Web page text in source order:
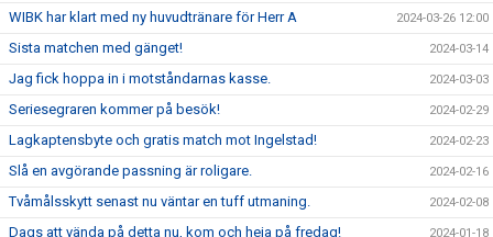
WIBK har klart med ny huvudtränare för Herr A 2024-03-26 12:00
Sista matchen med gänget! 2024-03-14
Jag fick hoppa in i motståndarnas kasse. 2024-03-03
Seriesegraren kommer på besök! 2024-02-29
Lagkaptensbyte och gratis match mot Ingelstad! 2024-02-23
Slå en avgörande passning är roligare. 2024-02-16
Tvåmålsskytt senast nu väntar en tuff utmaning. 2024-02-08
Dags att vända på detta nu, kom och heja på fredag! 2024-01-18